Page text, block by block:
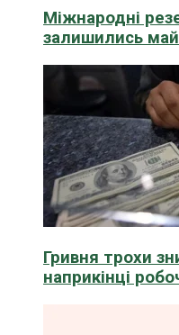
Міжнародні
залишились
Гривня трохи
наприкінці